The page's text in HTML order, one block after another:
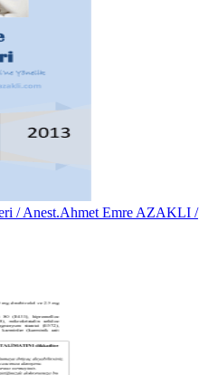
/ Anest.Ahmet Emre AZAKLI /